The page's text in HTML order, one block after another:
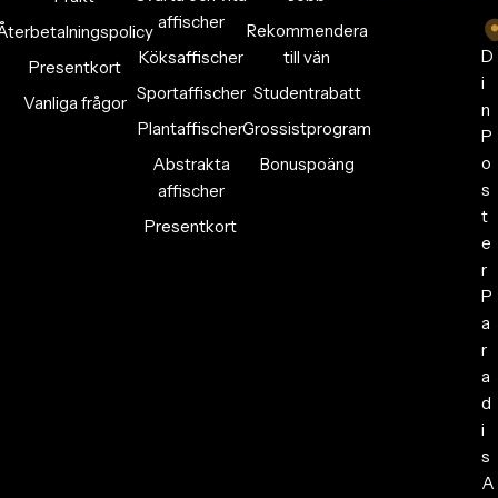
Presentkort
Vanliga frågor
affischer
Köksaffischer
Sportaffischer
Plantaffischer
Abstrakta
affischer
Presentkort
Rekommendera
till vän
Studentrabatt
Grossistprogram
Bonuspoäng
D
i
n
P
o
s
t
e
r
P
a
r
a
d
i
s
A